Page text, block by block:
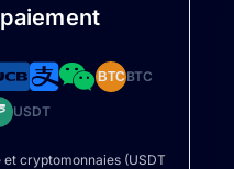
BTCBTC
USDT
cryptomonnaies (USDT